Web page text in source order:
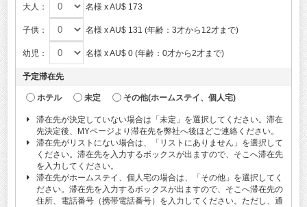
大人： 名様 x AU$ 173
子供： 名様 x AU$ 131 (年齢：3才から12才まで)
幼児： 名様 x AU$ 0 (年齢：0才から2才まで)
予定滞在先
ホテル 未定 その他(ホームステイ、個人宅)
滞在先が決定していない場合は「未定」を選択してください。滞在
先決定後、MYページより滞在先を弊社へ後ほどご連絡ください。
滞在先がリストにない場合は、「リストにありません」を選択して
ください。滞在先を入力するボックスが出ますので、そこへ滞在先
を入力してください。
滞在先がホームステイ、個人宅の場合は、「その他」を選択してく
ださい。滞在先を入力するボックスが出ますので、そこへ滞在先の
住所、電話番号（携帯電話番号）を入力してください。ただし、通